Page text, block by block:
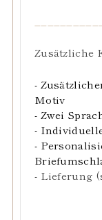
Zusätzliche
-
Motiv
- Zwei
-
-
- Lieferung